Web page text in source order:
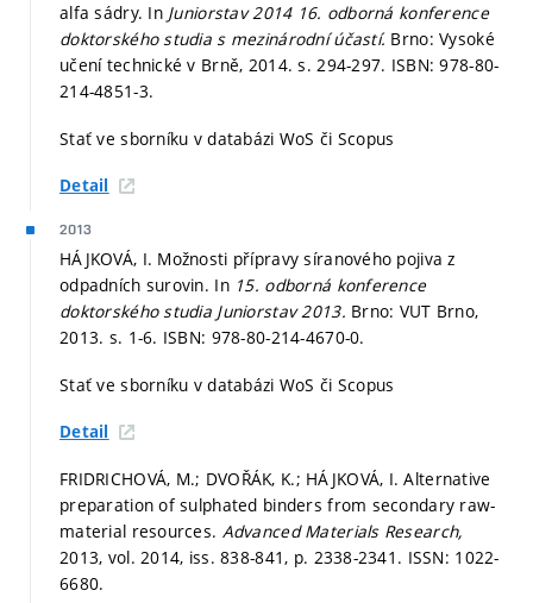
alfa sádry. In Juniorstav 2014 16. odborná konference
doktorského studia s mezinárodní účastí. Brno: Vysoké
učení technické v Brně, 2014.s. 294-297. ISBN: 978-80-
214-4851-3.
Stať ve sborníku v databázi WoS či Scopus
Detail
2013
HÁJKOVÁ, I. Možnosti přípravy síranového pojiva z
odpadních surovin. In 15. odborná konference
doktorského studia Juniorstav 2013. Brno: VUT Brno,
2013. s. 1-6. ISBN: 978-80-214-4670-0.
Stať ve sborníku v databázi WoS či Scopus
Detail
FRIDRICHOVÁ, M.; DVOŘÁK, K.; HÁJKOVÁ, I. Alternative
preparation of sulphated binders from secondary raw-
material resources. Advanced Materials Research,
2013, vol. 2014, iss. 838-841, p. 2338-2341. ISSN: 1022-
6680.